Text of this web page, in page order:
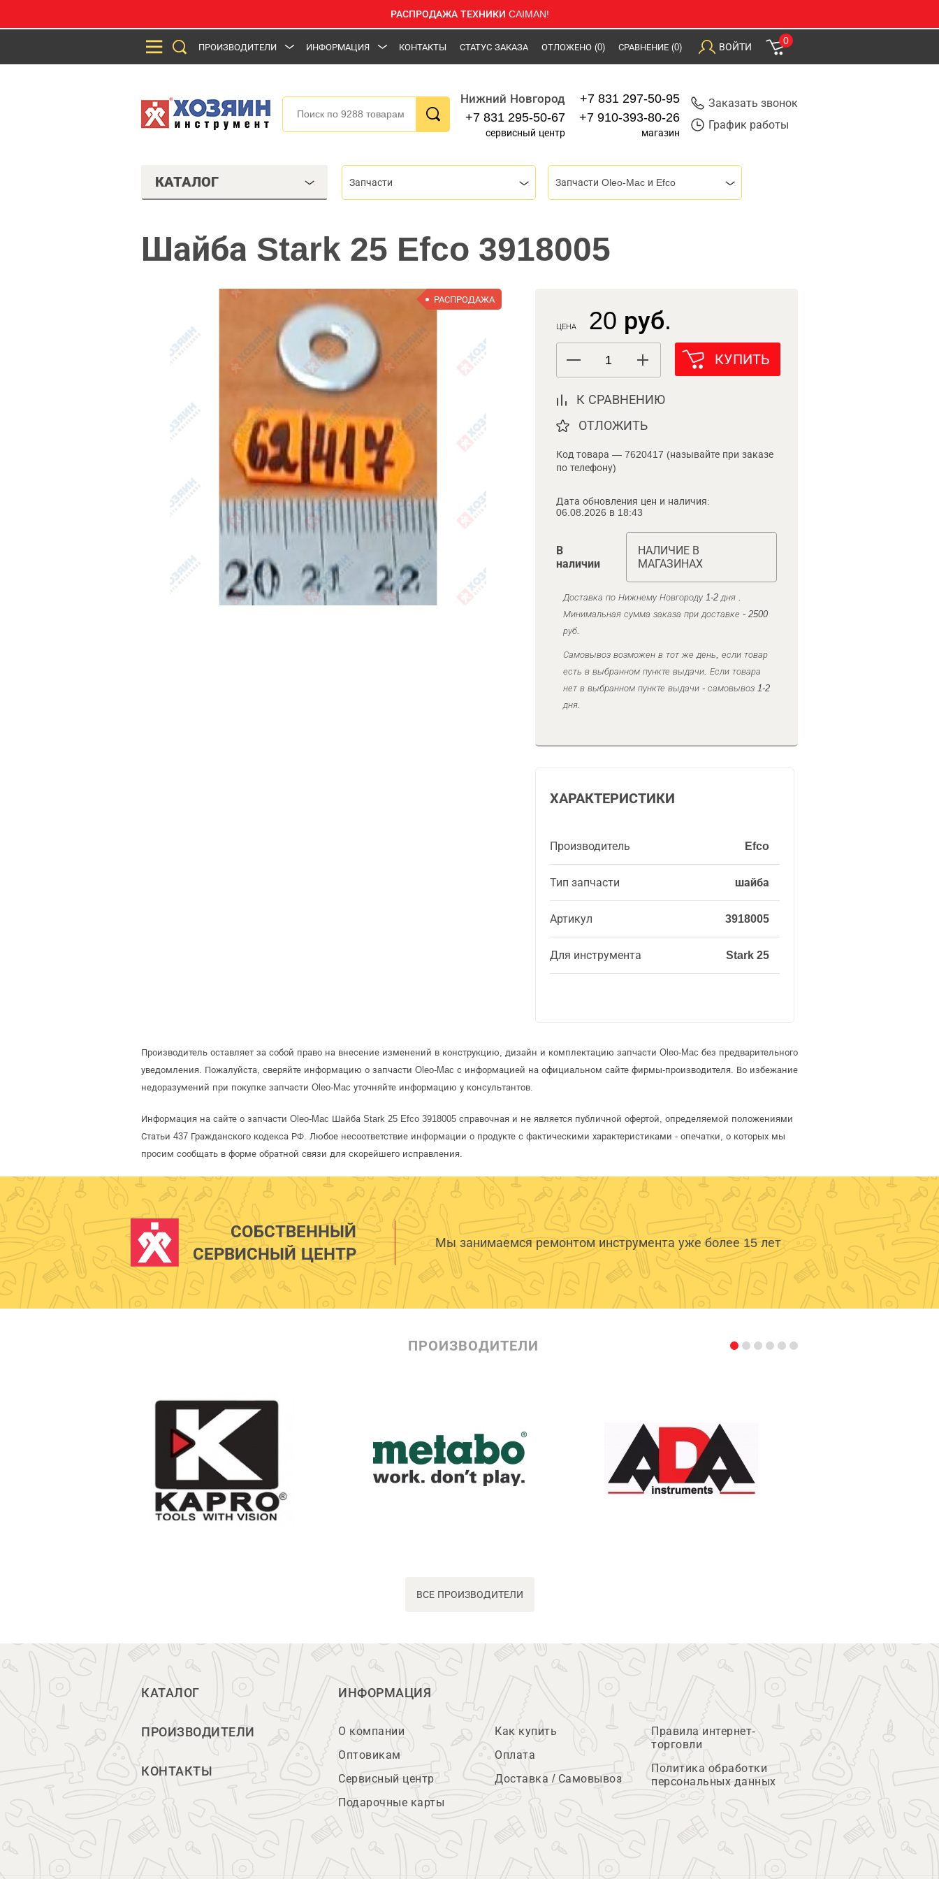
РАСПРОДАЖА ТЕХНИКИ CAIMAN!
ПРОИЗВОДИТЕЛИ ИНФОРМАЦИЯ КОНТАКТЫ СТАТУС ЗАКАЗА ОТЛОЖЕНО (0) СРАВНЕНИЕ (0) ВОЙТИ
0
Нижний Новгород
+7 831 295-50-67
сервисный центр
+7 831 297-50-95
+7 910-393-80-26
магазин
Заказать звонок
График работы
КАТАЛОГ Запчасти Запчасти Oleo-Mac и Efco
Шайба Stark 25 Efco 3918005
РАСПРОДАЖА
ЦЕНА 20 руб.
КУПИТЬ
К СРАВНЕНИЮ
ОТЛОЖИТЬ
Код товара — 7620417 (называйте при заказе
по телефону)
Дата обновления цен и наличия:
06.08.2026 в 18:43
В
наличии
НАЛИЧИЕ В
МАГАЗИНАХ
Доставка по Нижнему Новгороду 1-2 дня .
Минимальная сумма заказа при доставке - 2500
руб.
Самовывоз возможен в тот же день, если товар
есть в выбранном пункте выдачи. Если товара
нет в выбранном пункте выдачи - самовывоз 1-2
дня.
ХАРАКТЕРИСТИКИ
Производитель Efco
Тип запчасти шайба
Артикул 3918005
Для инструмента Stark 25
Производитель оставляет за собой право на внесение изменений в конструкцию, дизайн и комплектацию запчасти Oleo-Mac без предварительного
уведомления. Пожалуйста, сверяйте информацию о запчасти Oleo-Mac с информацией на официальном сайте фирмы-производителя. Во избежание
недоразумений при покупке запчасти Oleo-Mac уточняйте информацию у консультантов.
Информация на сайте о запчасти Oleo-Mac Шайба Stark 25 Efco 3918005 справочная и не является публичной офертой, определяемой положениями
Статьи 437 Гражданского кодекса РФ. Любое несоответствие информации о продукте с фактическими характеристиками - опечатки, о которых мы
просим сообщать в форме обратной связи для скорейшего исправления.
СОБСТВЕННЫЙ
СЕРВИСНЫЙ ЦЕНТР
Мы занимаемся ремонтом инструмента уже более 15 лет
ПРОИЗВОДИТЕЛИ
ВСЕ ПРОИЗВОДИТЕЛИ
КАТАЛОГ
ПРОИЗВОДИТЕЛИ
КОНТАКТЫ
ИНФОРМАЦИЯ
О компании
Оптовикам
Сервисный центр
Подарочные карты
Как купить
Оплата
Доставка / Самовывоз
Правила интернет-
торговли
Политика обработки
персональных данных